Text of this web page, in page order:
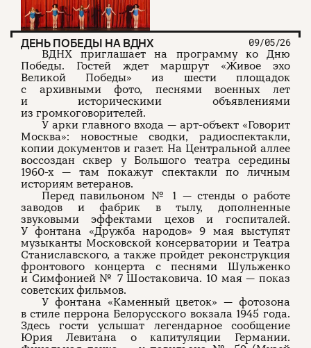
ДЕНЬ ПОБЕДЫ НА ВДНХ 09/05/26
ВДНХ приглашает на программу ко Дню
Победы. Гостей ждет маршрут «Живое эхо
Великой Победы» из шести площадок
с архивными фото, песнями военных лет
и историческими объявлениями
из громкоговорителей.
У арки главного входа — арт-объект «Говорит
Москва»: новостные сводки, радиоспектакли,
копии документов и газет. На Центральной аллее
воссоздан сквер у Большого театра середины
1960-х — там покажут спектакли по личным
историям ветеранов.
Перед павильоном № 1 — стенды о работе
заводов и фабрик в тылу, дополненные
звуковыми эффектами цехов и госпиталей.
У фонтана «Дружба народов» 9 мая выступят
музыканты Московской консерватории и Театра
Станиславского, а также пройдет реконструкция
фронтового концерта с песнями Шульженко
и Симфонией № 7 Шостаковича. 10 мая — показ
советских фильмов.
У фонтана «Каменный цветок» — фотозона
в стиле перрона Белорусского вокзала 1945 года.
Здесь гости услышат легендарное сообщение
Юрия Левитана о капитуляции Германии.